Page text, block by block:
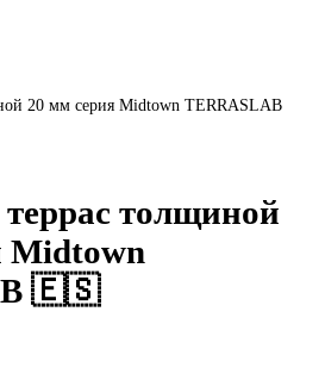
20 мм серия Midtown TERRASLAB
толщиной
Midtown
🇪🇸